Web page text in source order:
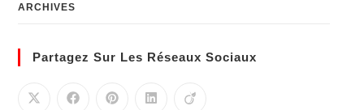
ARCHIVES
Partagez Sur Les Réseaux Sociaux